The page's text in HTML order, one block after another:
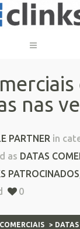
nas
PARTNER in
as DATAS
PATROCINADOS
0
>